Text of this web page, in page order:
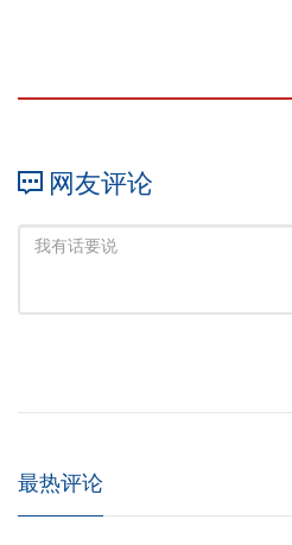
网友评论
最热评论